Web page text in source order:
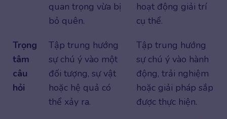
quan trọng vừa bị
bỏ quên.
hoạt động giải trí
cụ thể.
Trọng
tâm
câu
hỏi
Tập trung hướng
sự chú ý vào một
đối tượng, sự vật
hoặc hệ quả có
thể xảy ra.
Tập trung hướng
sự chú ý vào hành
động, trải nghiệm
hoặc giải pháp sắp
được thực hiện.